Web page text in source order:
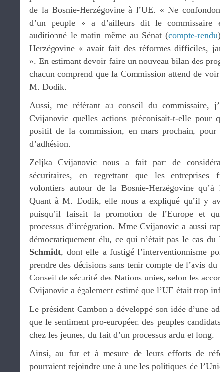
de la Bosnie-Herzégovine à l’UE. « Ne
d’un peuple » a d’ailleurs dit le commissaire
auditionné le matin même au Sénat (compte-rendu
Herzégovine « avait fait des réformes difficiles,
». En estimant devoir faire un nouveau bilan des
chacun comprend que la Commission attend de
M. Dodik.
Aussi, me référant au conseil du commissaire,
Cvijanovic quelles actions préconisait-t-elle pour
positif de la commission, en mars prochain, pour
d’adhésion.
Zeljka Cvijanovic nous a fait part de
sécuritaires, en regrettant que les entreprises
volontiers autour de la Bosnie-Herzégovine qu’à
Quant à M. Dodik, elle nous a expliqué qu’il y
puisqu’il faisait la promotion de l’Europe et
processus d’intégration. Mme Cvijanovic a aussi
démocratiquement élu, ce qui n’était pas le cas
Schmidt, dont elle a fustigé l’interventionnisme
prendre des décisions sans tenir compte de l’avis
Conseil de sécurité des Nations unies, selon les
Cvijanovic a également estimé que l’UE était trop
Le président Cambon a développé son idée d’une
que le sentiment pro-européen des peuples
chez les jeunes, du fait d’un processus ardu et long.
Ainsi, au fur et à mesure de leurs efforts de
pourraient rejoindre une à une les politiques de